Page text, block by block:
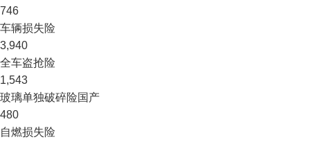
746
车辆损失险
3,940
全车盗抢险
1,543
玻璃单独破碎险国产
480
自燃损失险